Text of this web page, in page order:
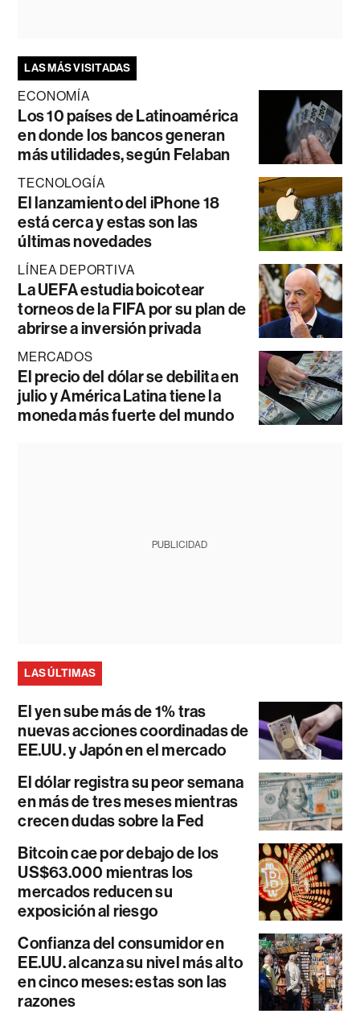
LAS MÁS VISITADAS
ECONOMÍA
Los 10 países de Latinoamérica
en donde los bancos generan
más utilidades, según Felaban
TECNOLOGÍA
El lanzamiento del iPhone 18
está cerca y estas son las
últimas novedades
LÍNEA DEPORTIVA
La UEFA estudia boicotear
torneos de la FIFA por su plan de
abrirse a inversión privada
MERCADOS
El precio del dólar se debilita en
julio y América Latina tiene la
moneda más fuerte del mundo
PUBLICIDAD
LAS ÚLTIMAS
El yen sube más de 1% tras
nuevas acciones coordinadas de
EE.UU. y Japón en el mercado
El dólar registra su peor semana
en más de tres meses mientras
crecen dudas sobre la Fed
Bitcoin cae por debajo de los
US$63.000 mientras los
mercados reducen su
exposición al riesgo
Confianza del consumidor en
EE.UU. alcanza su nivel más alto
en cinco meses: estas son las
razones